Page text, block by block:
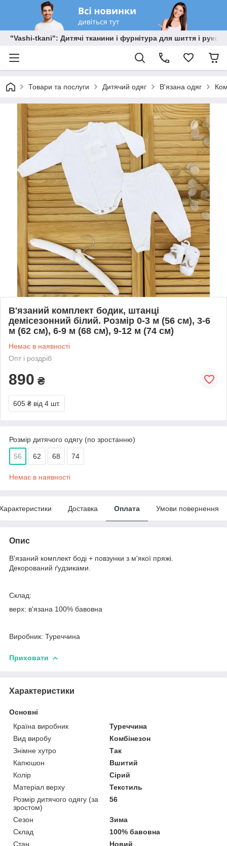
"Vashi-tkani": Дитячі тканини і фурнітура для шиття і
Товари та послуги Дитячий одяг В'язана одяг
В'язаний комплект бодик, штанці
демісезонний білий. Розмір 0-3 м (56 см), 3-6
м (62 см), 6-9 м (68 см), 9-12 м (74 см)
Немає в наявності
Опт і роздріб
890 ₴
605 ₴ від 4 шт.
Розмір дитячого одягу (по зростанню)
56 62 68 74
Немає в наявності
Доставка Оплата Умови повернення
Опис
В'язаний комплект боді + повзунки з м'якої пряжі.
Декорований ґудзиками.
Склад:
верх: в'язана 100% бавовна
Виробник: Туреччина
Приховати
Характеристики
Основні
Країна виробник
Туреччина
Вид виробу
Комбінезон
Знімне хутро
Так
Капюшон
Вшитий
Колір
Сірий
Матеріал верху
Текстиль
Розмір дитячого одягу (за
зростом)
56
Сезон
Зима
Склад
100% бавовна
Стан
Новий